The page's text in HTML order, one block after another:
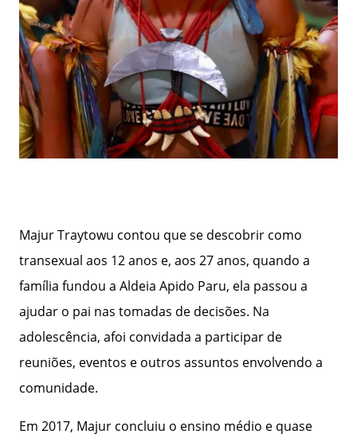
Majur Traytowu contou que se descobrir como
transexual aos 12 anos e, aos 27 anos, quando a
família fundou a Aldeia Apido Paru, ela passou a
ajudar o pai nas tomadas de decisões. Na
adolescência, afoi convidada a participar de
reuniões, eventos e outros assuntos envolvendo a
comunidade.
Em 2017, Majur concluiu o ensino médio e quase